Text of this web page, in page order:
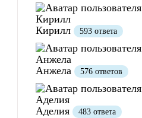
Кирилл 593 ответа
Анжела 576 ответов
Аделия 483 ответа